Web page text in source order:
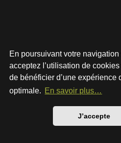
En poursuivant votre
acceptez l’utilisation de
de bénéficier d’une expérience
optimale. En savoir plus…
J’accepte
Développé parphpBB® Forum
Style par
Traduction française